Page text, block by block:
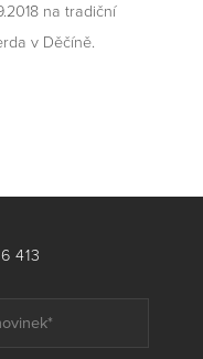
na tradiční
v Děčíně.
413